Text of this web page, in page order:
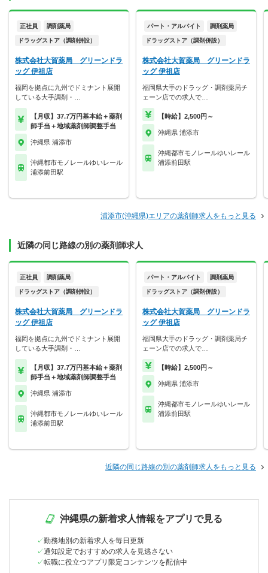
正社員 調剤薬局
ドラッグストア（調剤併設）
株式会社大賀薬局 グリーンドラ
ッグ 伊祖店
福岡を拠点に九州でドミナント展開
している大手調剤・…
【月収】37.7万円基本給＋薬剤
師手当＋地域薬剤師調整手当
沖縄県 浦添市
沖縄都市モノレールゆいレール
浦添前田駅
パート・アルバイト 調剤薬局
ドラッグストア（調剤併設）
株式会社大賀薬局 グリーンドラ
ッグ 伊祖店
福岡県大手のドラッグ・調剤薬局チ
ェーン店での求人で…
【時給】2,500円～
沖縄県 浦添市
沖縄都市モノレールゆいレール
浦添前田駅
浦添市(沖縄県)エリアの薬剤師求人をもっと見る
近隣の同じ路線の別の薬剤師求人
正社員 調剤薬局
ドラッグストア（調剤併設）
株式会社大賀薬局 グリーンドラ
ッグ 伊祖店
福岡を拠点に九州でドミナント展開
している大手調剤・…
【月収】37.7万円基本給＋薬剤
師手当＋地域薬剤師調整手当
沖縄県 浦添市
沖縄都市モノレールゆいレール
浦添前田駅
パート・アルバイト 調剤薬局
ドラッグストア（調剤併設）
株式会社大賀薬局 グリーンドラ
ッグ 伊祖店
福岡県大手のドラッグ・調剤薬局チ
ェーン店での求人で…
【時給】2,500円～
沖縄県 浦添市
沖縄都市モノレールゆいレール
浦添前田駅
近隣の同じ路線の別の薬剤師求人をもっと見る
沖縄県の新着求人情報をアプリで見る
勤務地別の新着求人を毎日更新
通知設定でおすすめの求人を見逃さない
転職に役立つアプリ限定コンテンツを配信中